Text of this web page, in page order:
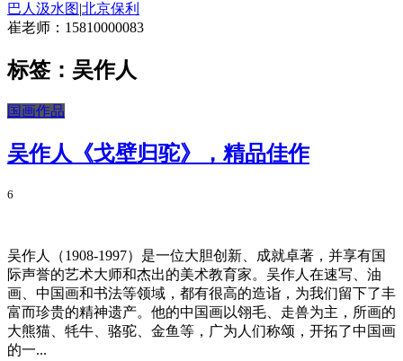
巴人汲水图|北京保利
崔老师：15810000083
标签：吴作人
国画作品
吴作人《戈壁归驼》，精品佳作
6
吴作人（1908-1997）是一位大胆创新、成就卓著，并享有国
际声誉的艺术大师和杰出的美术教育家。吴作人在速写、油
画、中国画和书法等领域，都有很高的造诣，为我们留下了丰
富而珍贵的精神遗产。他的中国画以翎毛、走兽为主，所画的
大熊猫、牦牛、骆驼、金鱼等，广为人们称颂，开拓了中国画
的一...